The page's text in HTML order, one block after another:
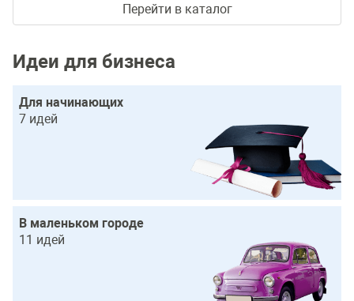
Перейти в каталог
Идеи для бизнеса
Для начинающих
7 идей
В маленьком городе
11 идей